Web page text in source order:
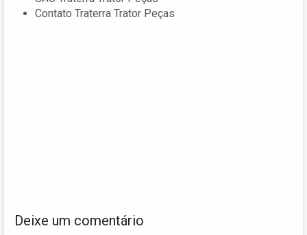
Contato Traterra Trator Peças
Deixe um comentário